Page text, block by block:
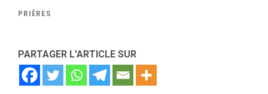
PRIÈRES
PARTAGER L'ARTICLE SUR